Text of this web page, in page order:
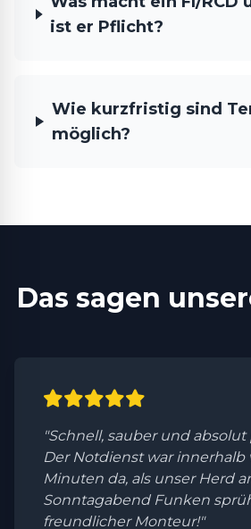
ist er Pflicht?
Wie kurzfristig sind
möglich?
Das sagen
"Schnell, sauber und absolut
Der Notdienst war innerhalb
Minuten da, als unser Herd
Sonntagabend Funken
freundlicher Monteur!"